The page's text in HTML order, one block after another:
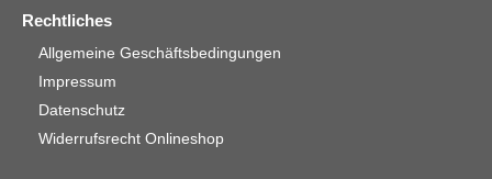
Rechtliches
Allgemeine Geschäftsbedingungen
Impressum
Datenschutz
Widerrufsrecht Onlineshop